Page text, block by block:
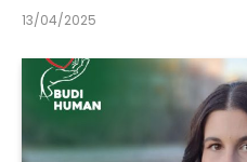
13/04/2025